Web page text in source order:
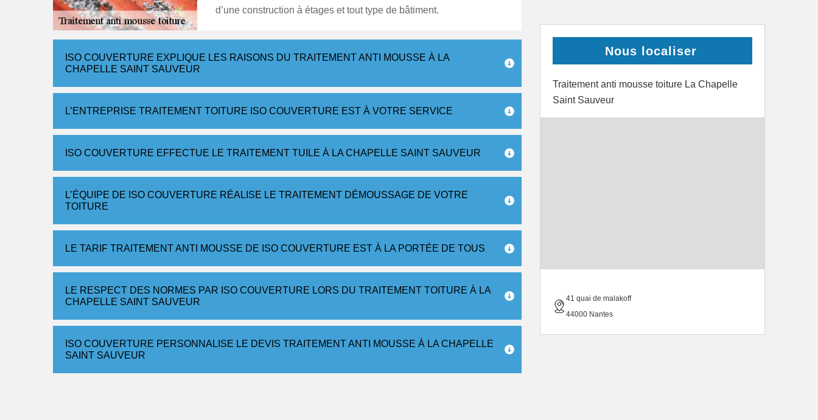
d’une construction à étages et tout type de bâtiment.
ISO COUVERTURE EXPLIQUE LES RAISONS DU TRAITEMENT ANTI MOUSSE À LA
CHAPELLE SAINT SAUVEUR
L’ENTREPRISE TRAITEMENT TOITURE ISO COUVERTURE EST À VOTRE SERVICE
ISO COUVERTURE EFFECTUE LE TRAITEMENT TUILE À LA CHAPELLE SAINT SAUVEUR
L’ÉQUIPE DE ISO COUVERTURE RÉALISE LE TRAITEMENT DÉMOUSSAGE DE VOTRE
TOITURE
LE TARIF TRAITEMENT ANTI MOUSSE DE ISO COUVERTURE EST À LA PORTÉE DE TOUS
LE RESPECT DES NORMES PAR ISO COUVERTURE LORS DU TRAITEMENT TOITURE À LA
CHAPELLE SAINT SAUVEUR
ISO COUVERTURE PERSONNALISE LE DEVIS TRAITEMENT ANTI MOUSSE À LA CHAPELLE
SAINT SAUVEUR
Nous localiser
Traitement anti mousse toiture La Chapelle
Saint Sauveur
41 quai de malakoff
44000 Nantes